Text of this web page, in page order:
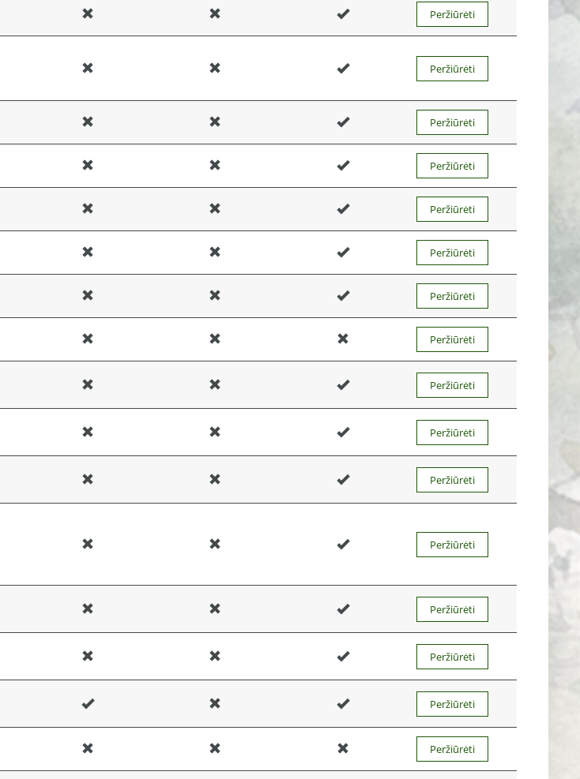
Peržiūrėti
Peržiūrėti
Peržiūrėti
Peržiūrėti
Peržiūrėti
Peržiūrėti
Peržiūrėti
Peržiūrėti
Peržiūrėti
Peržiūrėti
Peržiūrėti
Peržiūrėti
Peržiūrėti
Peržiūrėti
Peržiūrėti
Peržiūrėti